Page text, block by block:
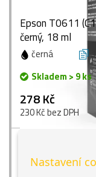
Epson T0611
černý, 18 ml
černá
Skladem > 9 ks
278 Kč
230 Kč bez DPH
Nastavení